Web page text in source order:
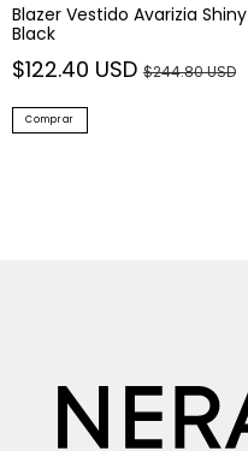
Blazer Vestido Avarizia Shiny
Black
$122.40 USD $244.80 USD
Comprar